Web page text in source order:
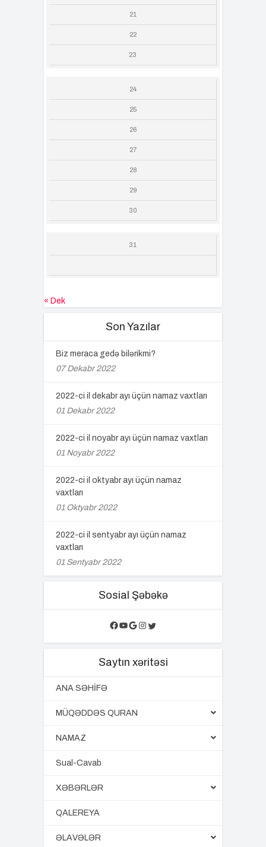
21
22
23
24
25
26
27
28
29
30
31
« Dek
Son Yazılar
Biz meraca gedə bilərikmi?
07 Dekabr 2022
2022-ci il dekabr ayı üçün namaz vaxtları
01 Dekabr 2022
2022-ci il noyabr ayı üçün namaz vaxtları
01 Noyabr 2022
2022-ci il oktyabr ayı üçün namaz
vaxtları
01 Oktyabr 2022
2022-ci il sentyabr ayı üçün namaz
vaxtları
01 Sentyabr 2022
Sosial Şəbəkə
Facebook
YouTube
Google
Instagram
Twitter
Saytın xəritəsi
ANA SƏHİFƏ
MÜQƏDDƏS QURAN
NAMAZ
Sual-Cavab
XƏBƏRLƏR
QALEREYA
ƏLAVƏLƏR